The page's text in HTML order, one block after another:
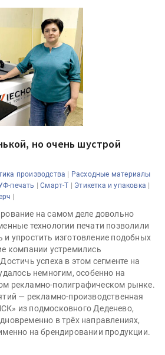
но очень шустрой
производства | Расходные материалы
печать |Смарт-Т | Этикетка и упаковка |
|
на самом деле довольно
технологии печати позволили
и упростить изготовление подобных
компании устремились
успеха в этом сегменте на
немногим, особенно на
рекламно-полиграфическом рынке.
— рекламно-производственная
из подмосковного Деденево,
в трёх направлениях,
на брендировании продукции.